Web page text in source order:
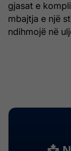
gjasat e
mbajtja e një
ndihmojë në